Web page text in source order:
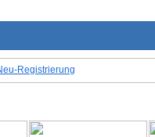
Registrierung